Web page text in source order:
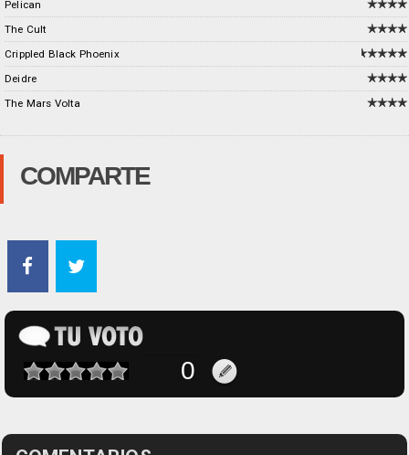
Pelican
The Cult
Crippled Black Phoenix
Deidre
The Mars Volta
COMPARTE